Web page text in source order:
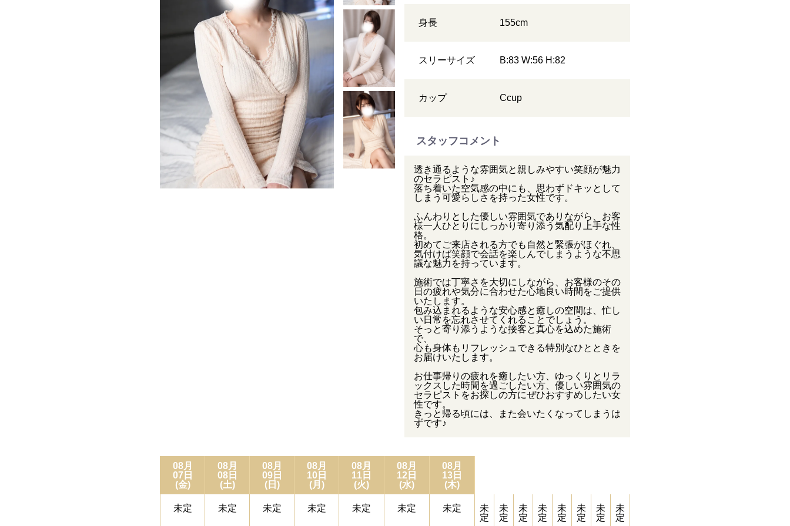
身長 155cm
スリーサイズ B:83 W:56 H:82
カップ Ccup
スタッフコメント
透き通るような雰囲気と親しみやすい笑顔が魅力
のセラピスト♪
落ち着いた空気感の中にも、思わずドキッとして
しまう可愛らしさを持った女性です。
ふんわりとした優しい雰囲気でありながら、お客
様一人ひとりにしっかり寄り添う気配り上手な性
格。
初めてご来店される方でも自然と緊張がほぐれ、
気付けば笑顔で会話を楽しんでしまうような不思
議な魅力を持っています。
施術では丁寧さを大切にしながら、お客様のその
日の疲れや気分に合わせた心地良い時間をご提供
いたします。
包み込まれるような安心感と癒しの空間は、忙し
い日常を忘れさせてくれることでしょう。
そっと寄り添うような接客と真心を込めた施術
で、
心も身体もリフレッシュできる特別なひとときを
お届けいたします。
お仕事帰りの疲れを癒したい方、ゆっくりとリラ
ックスした時間を過ごしたい方、優しい雰囲気の
セラピストをお探しの方にぜひおすすめしたい女
性です。
きっと帰る頃には、また会いたくなってしまうは
ずです♪
08月
07日
(金)
08月
08日
(土)
08月
09日
(日)
08月
10日
(月)
08月
11日
(火)
08月
12日
(水)
08月
13日
(木)
未定 未定 未定 未定 未定 未定 未定
未
定
未
定
未
定
未
定
未
定
未
定
未
定
未
定